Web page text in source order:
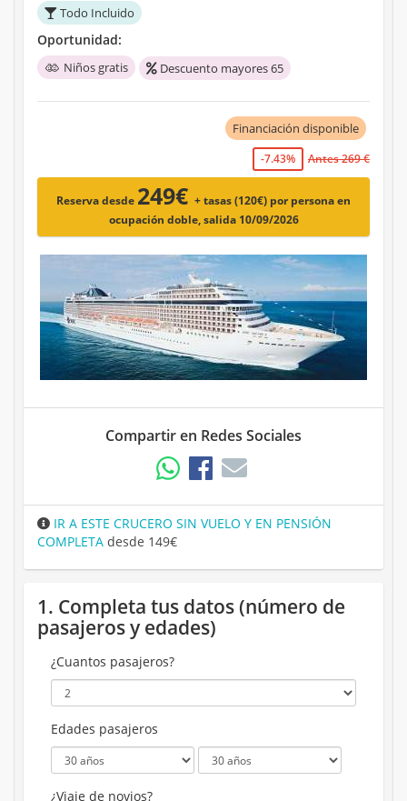
Todo Incluido
Oportunidad:
Niños gratis Descuento mayores 65
Financiación disponible
-7.43% Antes 269 €
Reserva desde 249€ + tasas (120€) por persona en
ocupación doble, salida 10/09/2026
Compartir en Redes Sociales
IR A ESTE CRUCERO SIN VUELO Y EN PENSIÓN
COMPLETA desde 149€
1. Completa tus datos (número de
pasajeros y edades)
¿Cuantos pasajeros?
Edades pasajeros
¿Viaje de novios?